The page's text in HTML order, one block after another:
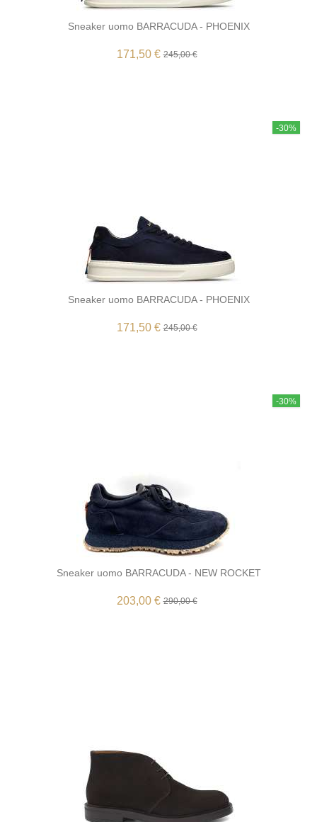
Sneaker uomo BARRACUDA - PHOENIX
171,50 €245,00 €
-30%
Sneaker uomo BARRACUDA - PHOENIX
171,50 €245,00 €
-30%
Sneaker uomo BARRACUDA - NEW ROCKET
203,00 €290,00 €